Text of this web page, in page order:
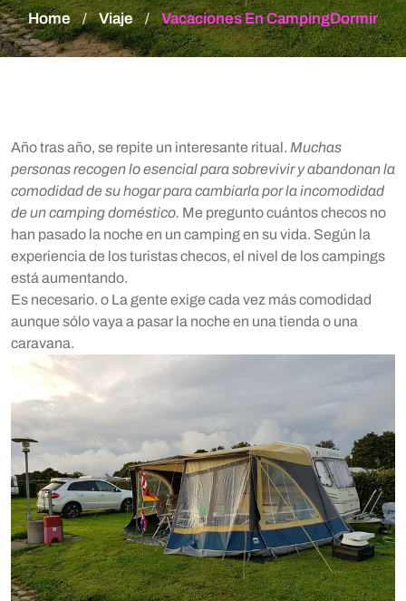
Home / Viaje / Vacaciones En CampingDormir
Año tras año, se repite un interesante ritual. Muchas
personas recogen lo esencial para sobrevivir y abandonan la
comodidad de su hogar para cambiarla por la incomodidad
de un camping doméstico. Me pregunto cuántos checos no
han pasado la noche en un camping en su vida. Según la
experiencia de los turistas checos, el nivel de los campings
está aumentando.
Es necesario. o La gente exige cada vez más comodidad
aunque sólo vaya a pasar la noche en una tienda o una
caravana.